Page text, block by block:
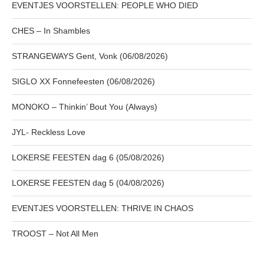
EVENTJES VOORSTELLEN: PEOPLE WHO DIED
CHES – In Shambles
STRANGEWAYS Gent, Vonk (06/08/2026)
SIGLO XX Fonnefeesten (06/08/2026)
MONOKO – Thinkin’ Bout You (Always)
JYL- Reckless Love
LOKERSE FEESTEN dag 6 (05/08/2026)
LOKERSE FEESTEN dag 5 (04/08/2026)
EVENTJES VOORSTELLEN: THRIVE IN CHAOS
TROOST – Not All Men